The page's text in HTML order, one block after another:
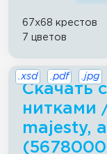
67x68 крестов
7 цветов
Скачать
нитками
majesty,
.xsd .pdf .jpg